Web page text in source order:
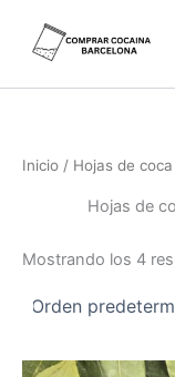
contenido
Inicio / Hojas de
Hojas de
Mostrando los 4